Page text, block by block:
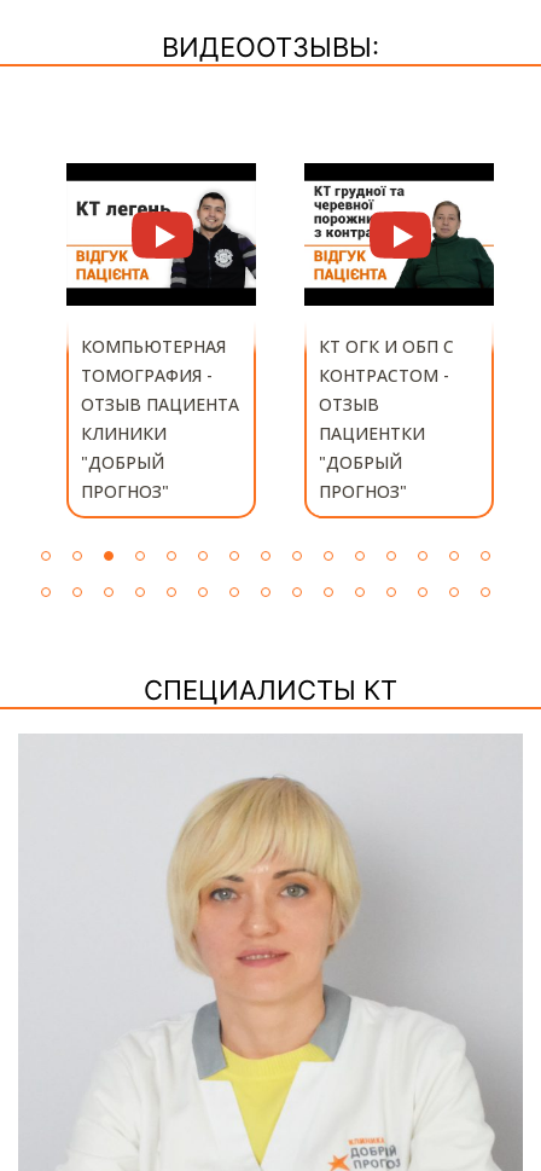
ВИДЕООТЗЫВЫ:
КТ ОГК И ОБП С
КОНТРАСТОМ -
ОТЗЫВ
ПАЦИЕНТКИ
"ДОБРЫЙ
ПРОГНОЗ"
КОМПЬЮТЕРНАЯ
ТОМОГРАФИЯ -
ОТЗЫВ
ПАЦИЕНТКИ
КЛИНИКИ
"ДОБРЫЙ
ПРОГНОЗ"
СПЕЦИАЛИСТЫ КТ